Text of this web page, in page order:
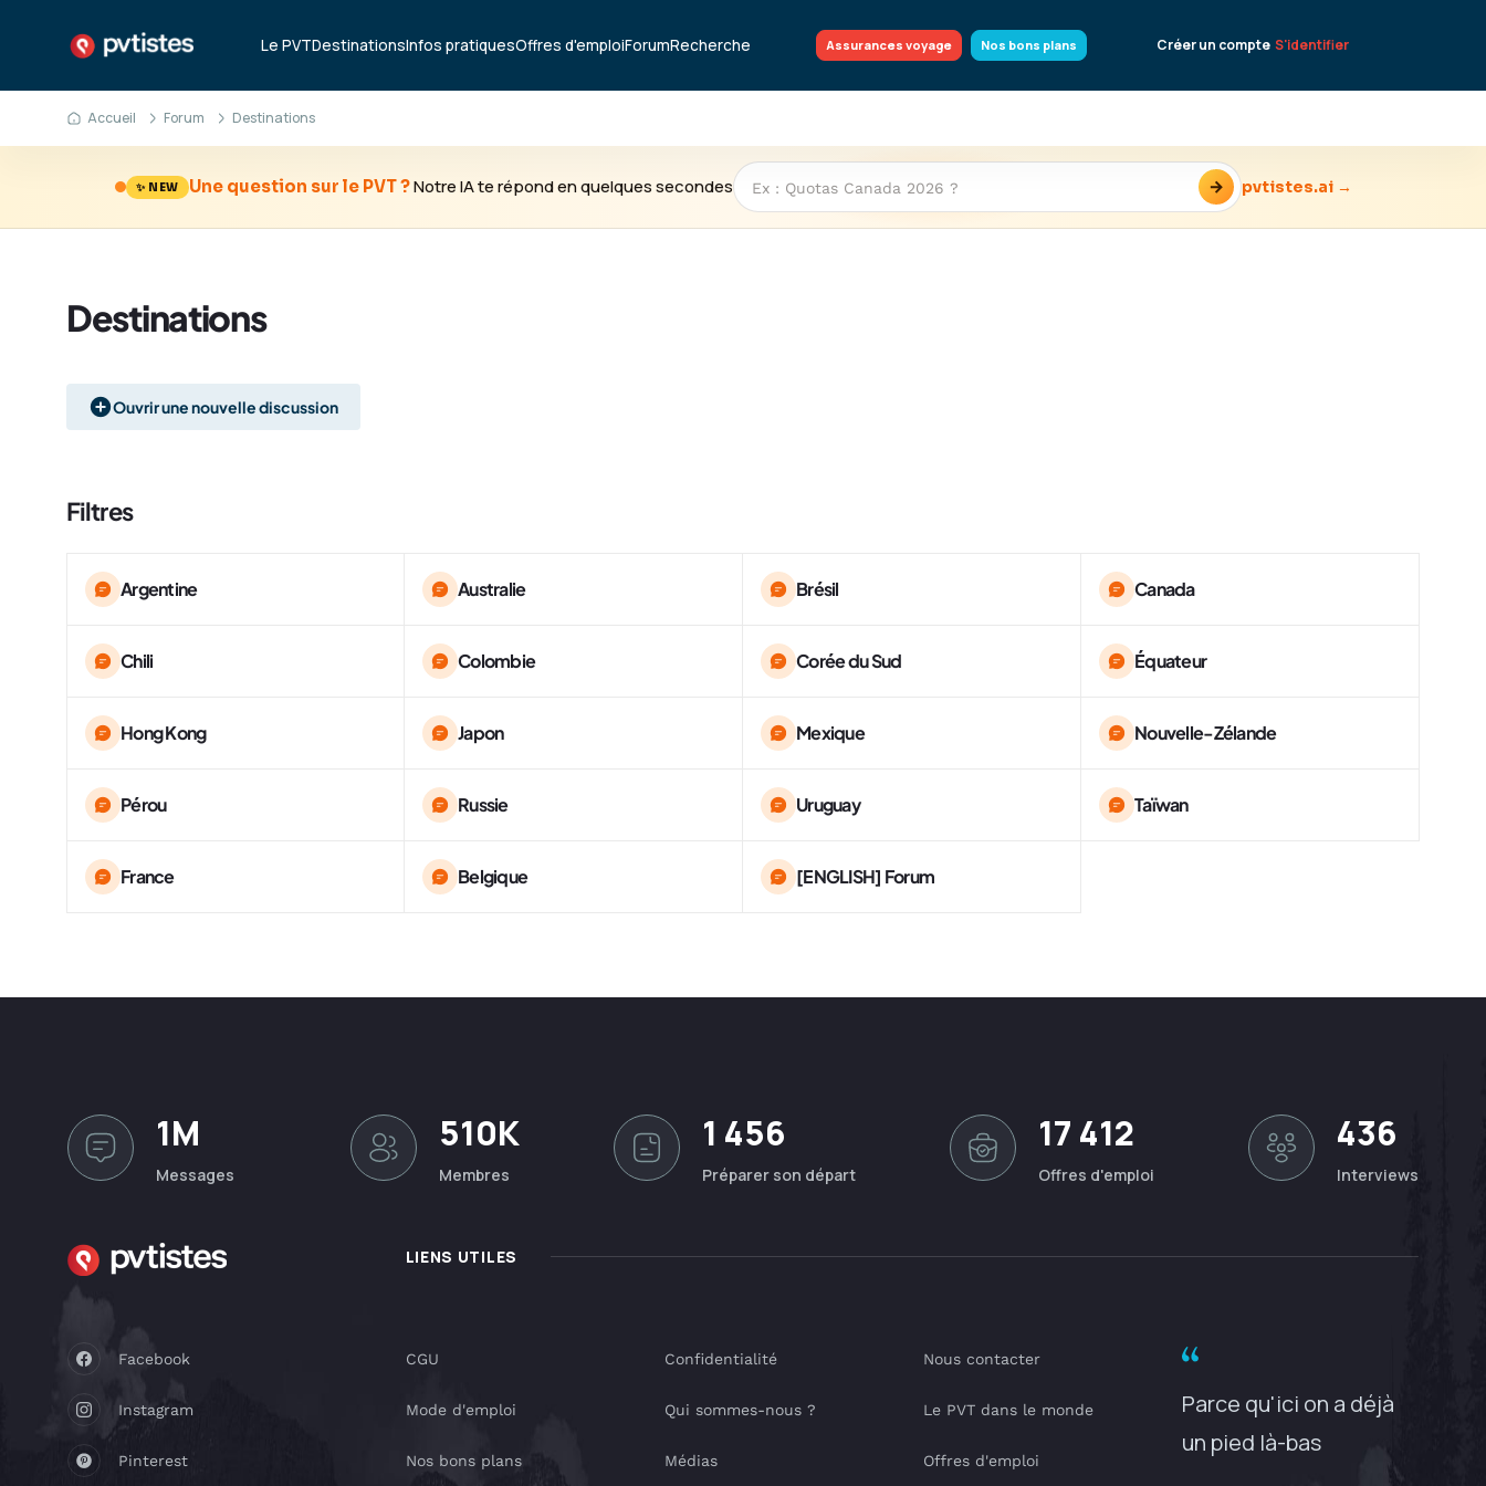
Le PVTDestinationsInfos pratiquesOffres d'emploiForumRecherche Assurances voyage Nos bons plans Créer un compte S'identifier
Accueil Forum Destinations
✨ NEW Une question sur le PVT ?Notre IA te répond en quelques secondes → pvtistes.ai →
Destinations
Ouvrir une nouvelle discussion
Filtres
Argentine Australie Brésil Canada
Chili Colombie Corée du Sud Équateur
Hong Kong Japon Mexique Nouvelle-Zélande
Pérou Russie Uruguay Taïwan
France Belgique [ENGLISH] Forum
1M
Messages
510K
Membres
1 456
Préparer son départ
17 412
Offres d'emploi
436
Interviews
LIENS UTILES
Facebook
Instagram
Pinterest
CGU
Mode d'emploi
Nos bons plans
Confidentialité
Qui sommes-nous ?
Médias
Nous contacter
Le PVT dans le monde
Offres d'emploi
Parce qu'ici on a déjà
un pied là-bas